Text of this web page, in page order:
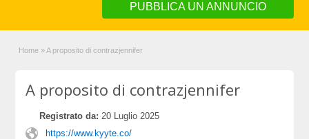
PUBBLICA UN ANNUNCIO
Home » A proposito di contrazjennifer
A proposito di contrazjennifer
Registrato da: 20 Luglio 2025
https://www.kyyte.co/